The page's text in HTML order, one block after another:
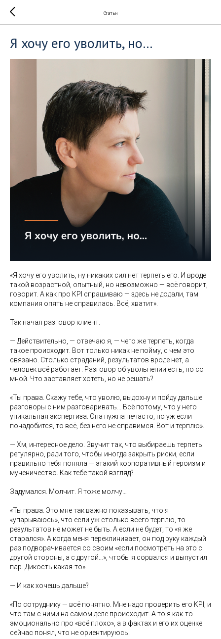
Статьи
Я хочу его уволить, но…
«Я хочу его уволить, ну никаких сил нет терпеть его. И вроде
такой возрастной, опытный, но невозможно — всё говорит,
говорит. А как про KPI спрашиваю — здесь не додали, там
компания опять не справилась. Всё, хватит».
Так начал разговор клиент.
— Действительно, — отвечаю я, — чего же терпеть, когда
такое происходит. Вот только никак не пойму, с чем это
связано. Столько страданий, результатов вроде нет, а
человек всё работает. Разговор об увольнении есть, но со
мной. Что заставляет хотеть, но не решать?
«Ты права. Скажу тебе, что уволю, выдохну и пойду дальше
разговоры с ним разговаривать… Всё потому, что у него
уникальная экспертиза. Она нужна нечасто, но уж если
понадобится, то всё, без него не справимся. Вот и терплю».
— Хм, интересное дело. Звучит так, что выбираешь терпеть
регулярно, ради того, чтобы иногда закрыть риски, если
правильно тебя поняла — этакий корпоративный героизм и
мученичество. Как тебе такой взгляд?
Задумался. Молчит. Я тоже молчу…
«Ты права. Это мне так важно показывать, что я
«упарываюсь», что если уж столько всего терплю, то
результатов не может не быть. А если не будет, то «я же
старался». А когда меня переклинивает, он под руку каждый
раз подворачивается со своим «если посмотреть на это с
другой стороны, а с другой…», чтобы я сорвался и выпустил
пар. Дикость какая-то».
— И как хочешь дальше?
«По сотруднику — всё понятно. Мне надо проверить его KPI, и
что там с ними на самом деле происходит. А то я как-то
эмоционально про «всё плохо», а в фактах и его их оценке
сейчас понял, что не ориентируюсь.